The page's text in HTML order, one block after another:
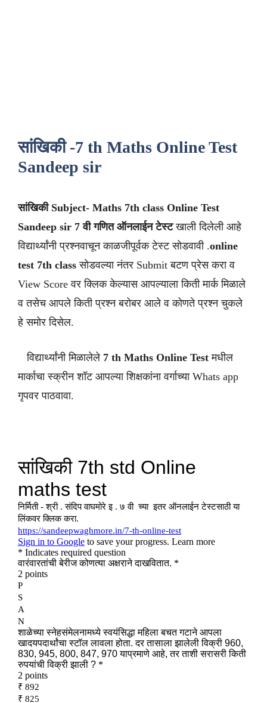
सांखिकी -7 th Maths Online Test
Sandeep sir
सांखिकी Subject- Maths 7th class Online Test
Sandeep sir 7 वीगणित ऑनलाईन टेस्टखाली दिलेली आहे
विद्यार्थ्यांनी प्रश्नवाचून काळजीपूर्वक टेस्ट सोडवावी .online
test 7th class सोडवल्या नंतर Submit बटण प्रेस करा व
View Score वर क्लिक केल्यास आपल्याला किती मार्क मिळाले
व तसेच आपले किती प्रश्न बरोबर आले व कोणते प्रश्न चुकले
हे समोर दिसेल.
विद्यार्थ्यांनी मिळालेले 7 th Maths Online Test मधील
मार्काचा स्क्रीन शॉट आपल्या शिक्षकांना वर्गाच्या Whats app
गृपवर पाठवावा.